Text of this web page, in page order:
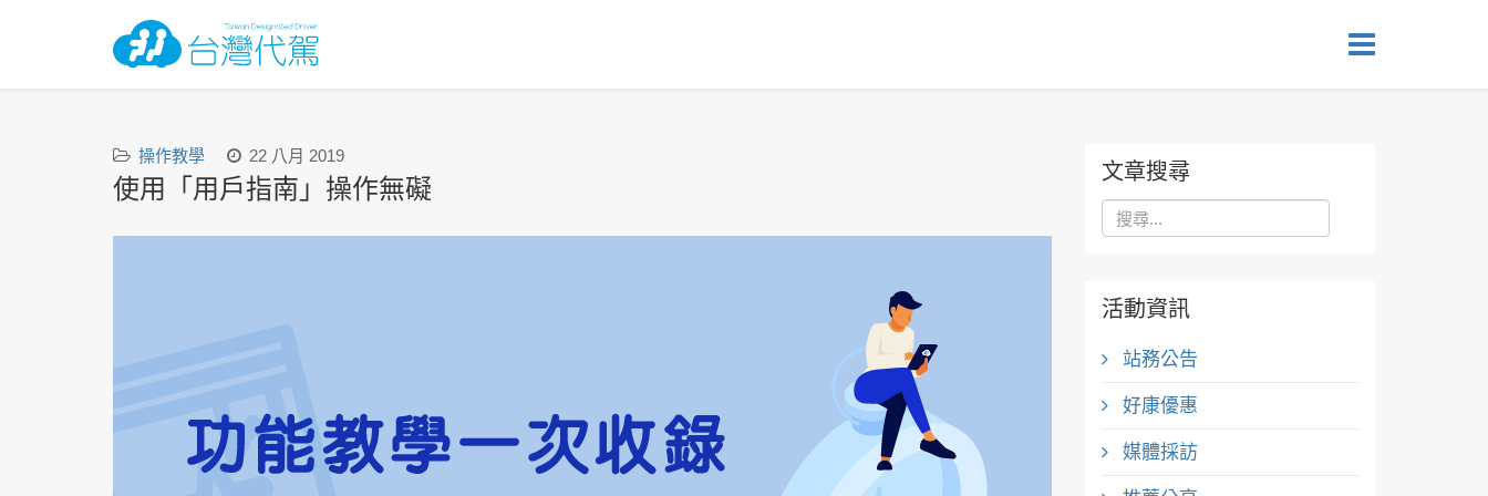
操作教學 22 八月 2019
使用「用戶指南」操作無礙
文章搜尋
活動資訊
站務公告
好康優惠
媒體採訪